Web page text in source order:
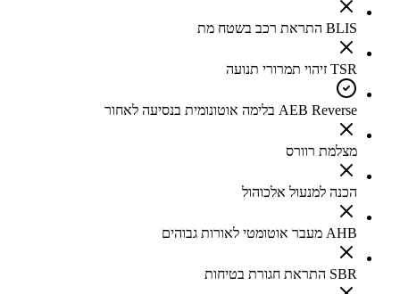
BLIS התראת רכב בשטח מת
TSR זיהוי תמרורי תנועה
AEB Reverse בלימה אוטונומית בנסיעה לאחור
מצלמת רוורס
הכנה למנעול אלכוהול
AHB מעבר אוטומטי לאורות גבוהים
SBR התראת חגורת בטיחות